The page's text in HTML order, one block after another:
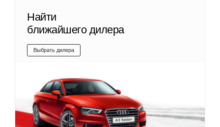
Найти
ближайшего дилера
Выбрать дилера